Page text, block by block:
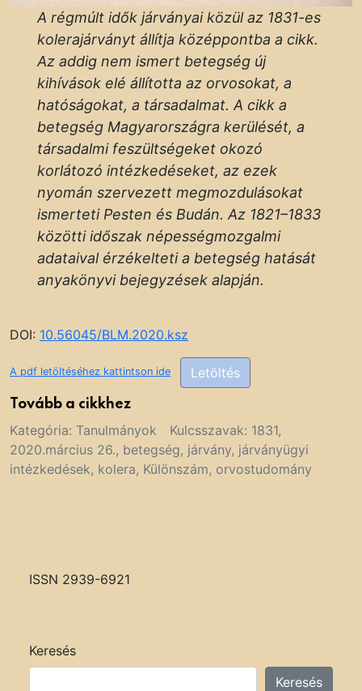
A régmúlt idők járványai közül az 1831-es
kolerajárványt állítja középpontba a cikk.
Az addig nem ismert betegség új
kihívások elé állította az orvosokat, a
hatóságokat, a társadalmat. A cikk a
betegség Magyarországra kerülését, a
társadalmi feszültségeket okozó
korlátozó intézkedéseket, az ezek
nyomán szervezett megmozdulásokat
ismerteti Pesten és Budán. Az 1821–1833
közötti időszak népességmozgalmi
adataival érzékelteti a betegség hatását
anyakönyvi bejegyzések alapján.
DOI: 10.56045/BLM.2020.ksz
A pdf letöltéséhez kattintson ide Letöltés
Tovább a cikkhez
Kategória: Tanulmányok Kulcsszavak: 1831,
2020.március 26., betegség, járvány, járványügyi
intézkedések, kolera, Különszám, orvostudomány
ISSN 2939-6921
Keresés
Keresés